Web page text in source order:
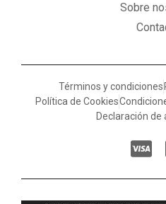
Sobre
Términos y condiciones
Política de Cookies
Declaración de